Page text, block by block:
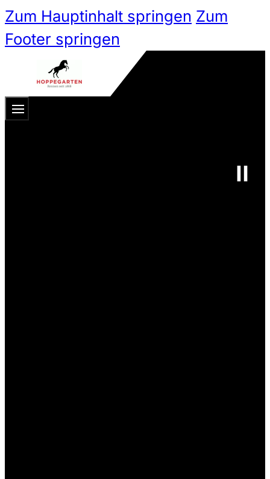
Zum Hauptinhalt springen Zum
Footer springen